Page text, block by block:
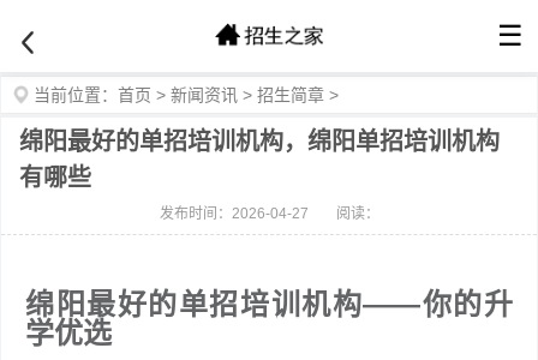
☰
当前位置： 首页 > 新闻资讯 > 招生简章 >
绵阳最好的单招培训机构，绵阳单招培训机构
有哪些
发布时间：2026-04-27 阅读：
绵阳最好的单招培训机构——你的升
学优选